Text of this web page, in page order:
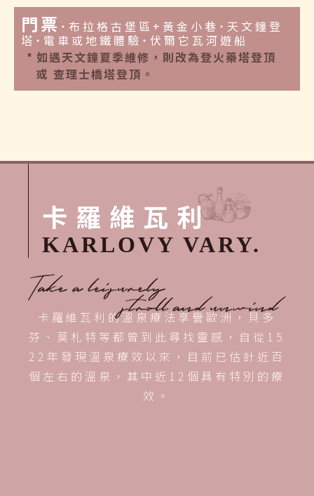
門票 ˙布拉格古堡區+黃金小巷˙天文鐘登
塔˙電車或地鐵體驗˙伏爾它瓦河遊船
如遇天文鐘夏季維修，則改為登火藥塔登頂
或 查理士橋塔登頂。
卡羅維瓦利
KARLOVY VARY.
卡羅維瓦利的溫泉療法享譽歐洲，貝多
芬、莫札特等都曾到此尋找靈感，自從15
22年發現溫泉療效以來，目前已估計近百
個左右的溫泉，其中近12個具有特別的療
效。